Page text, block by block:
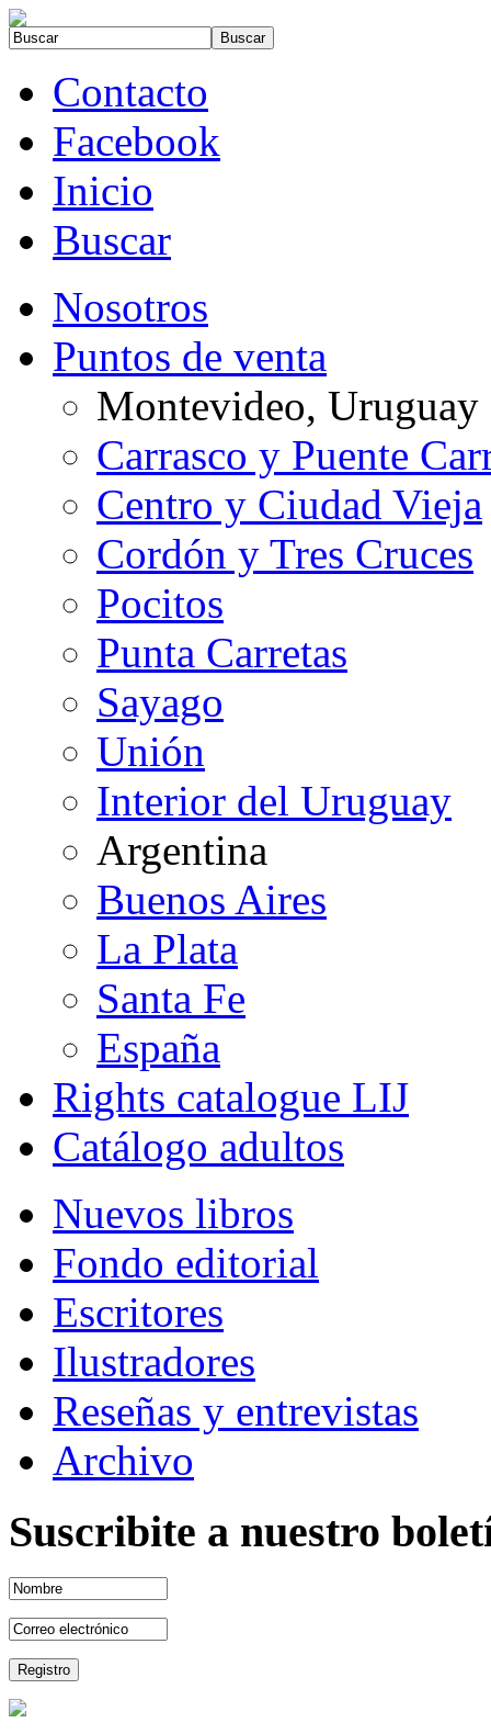
Contacto
Facebook
Inicio
Buscar
Nosotros
Puntos de venta
Montevideo, Uruguay
Carrasco y Puente
Centro y Ciudad Vieja
Cordón y Tres Cruces
Pocitos
Punta Carretas
Sayago
Unión
Interior del Uruguay
Argentina
Buenos Aires
La Plata
Santa Fe
España
Rights catalogue LIJ
Catálogo adultos
Nuevos libros
Fondo editorial
Escritores
Ilustradores
Reseñas y entrevistas
Archivo
Suscribite a nuestro